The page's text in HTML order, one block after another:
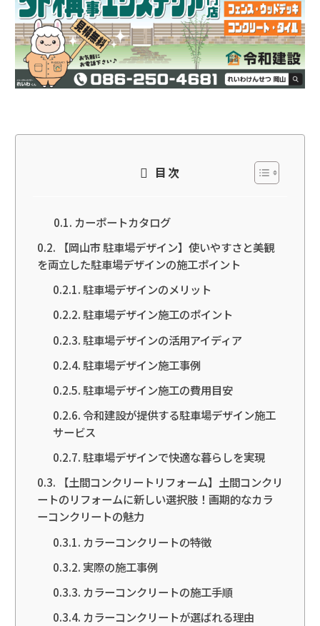
目次
カーポートカタログ
【岡山市 駐車場デザイン】使いやすさと美観
を両立した駐車場デザインの施工ポイント
駐車場デザインのメリット
駐車場デザイン施工のポイント
駐車場デザインの活用アイディア
駐車場デザイン施工事例
駐車場デザイン施工の費用目安
令和建設が提供する駐車場デザイン施工
サービス
駐車場デザインで快適な暮らしを実現
【土間コンクリートリフォーム】土間コンクリ
ートのリフォームに新しい選択肢！画期的なカラ
ーコンクリートの魅力
カラーコンクリートの特徴
実際の施工事例
カラーコンクリートの施工手順
カラーコンクリートが選ばれる理由